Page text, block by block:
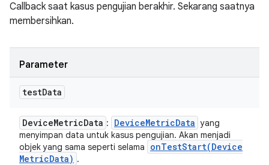
Callback saat kasus pengujian berakhir. Sekarang saatnya
membersihkan.
Parameter
testData
DeviceMetricData : DeviceMetricData yang
menyimpan data untuk kasus pengujian. Akan menjadi
objek yang sama seperti selama
onTestStart(Device
MetricData) .